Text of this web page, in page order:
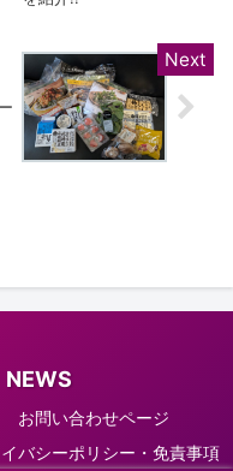
お問い合わせページ
バシーポリシー・免責事項